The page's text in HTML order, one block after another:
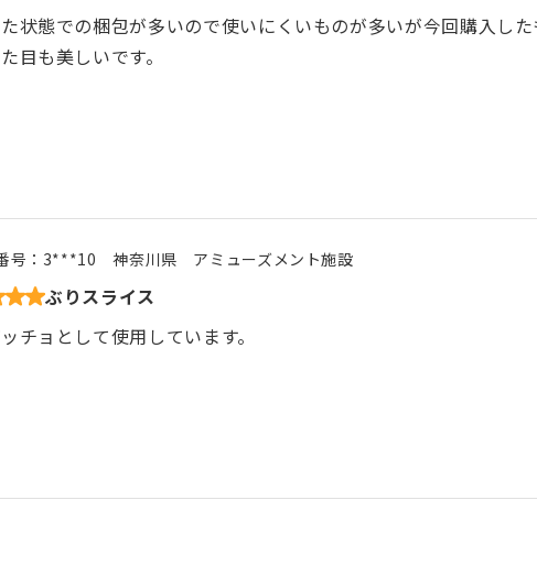
状態での梱包が多いので使いにくいものが多いが今回購入し
目も美しいです。
号： 3***10 神奈川県 アミューズメント施設
ぶりスライス
チョとして使用しています。